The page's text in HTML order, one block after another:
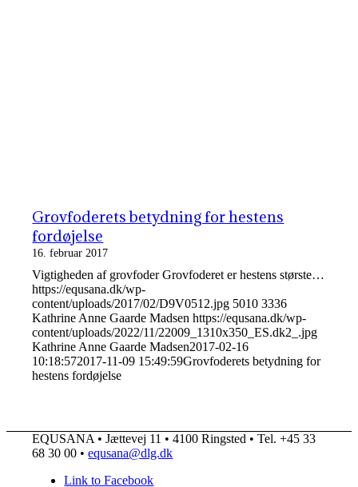
Grovfoderets betydning for hestens
fordøjelse
16. februar 2017
Vigtigheden af grovfoder Grovfoderet er hestens største…
https://equsana.dk/wp-
content/uploads/2017/02/D9V0512.jpg 5010 3336
Kathrine Anne Gaarde Madsen https://equsana.dk/wp-
content/uploads/2022/11/22009_1310x350_ES.dk2_.jpg
Kathrine Anne Gaarde Madsen2017-02-16
10:18:572017-11-09 15:49:59Grovfoderets betydning for
hestens fordøjelse
EQUSANA • Jættevej 11 • 4100 Ringsted • Tel. +45 33
68 30 00 •equsana@dlg.dk
Link to Facebook